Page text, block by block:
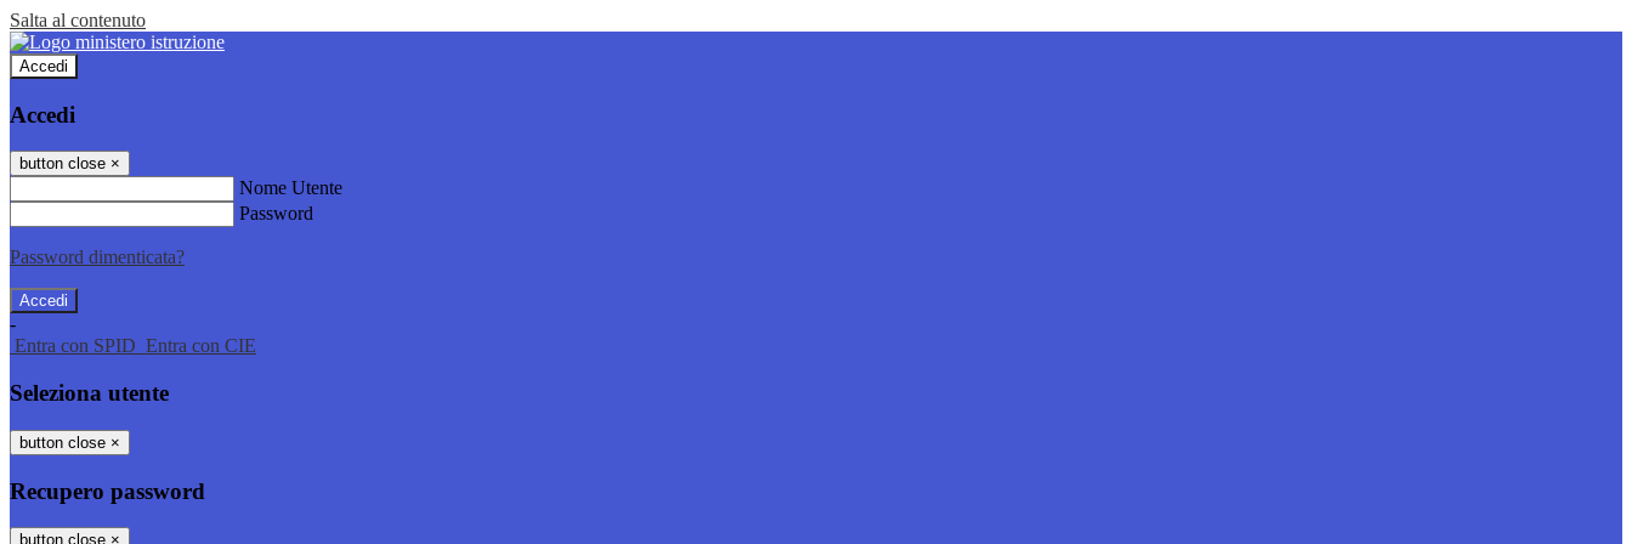
Salta al contenuto
Accedi
Accedi
button close ×
Nome Utente
Password
Password dimenticata?
-
Entra con SPID Entra con CIE
Seleziona utente
button close ×
Recupero password
button close ×